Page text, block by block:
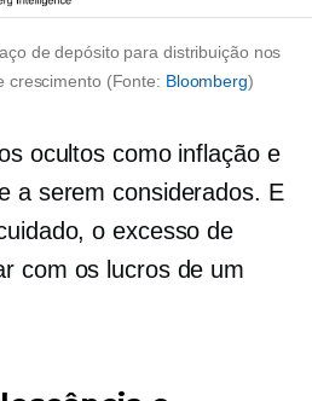
de depósito para distribuição nos
crescimento (Fonte: Bloomberg)
ocultos como inflação e
a serem considerados. E
o excesso de
com os lucros de um